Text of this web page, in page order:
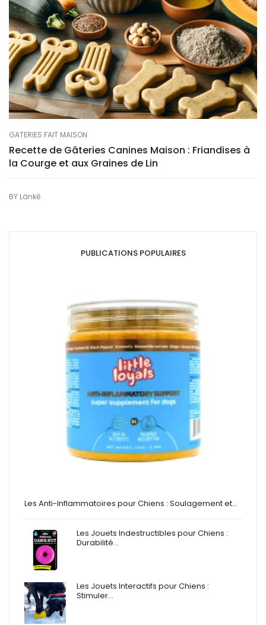
GATERIES FAIT MAISON
Recette de Gâteries Canines Maison : Friandises à
la Courge et aux Graines de Lin
BY Länkē
PUBLICATIONS POPULAIRES
Les Anti-Inflammatoires pour Chiens : Soulagement et…
Les Jouets Indestructibles pour Chiens :
Durabilité…
Les Jouets Interactifs pour Chiens :
Stimuler…